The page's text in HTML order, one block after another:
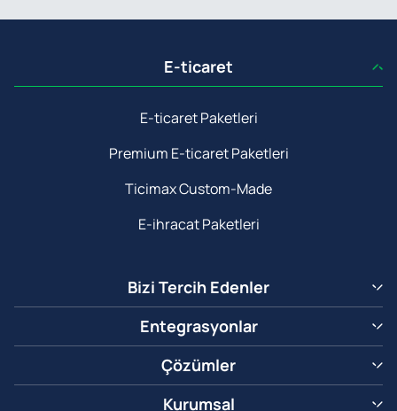
E-ticaret
E-ticaret Paketleri
Premium E-ticaret Paketleri
Ticimax Custom-Made
E-ihracat Paketleri
Bizi Tercih Edenler
Entegrasyonlar
Çözümler
Kurumsal